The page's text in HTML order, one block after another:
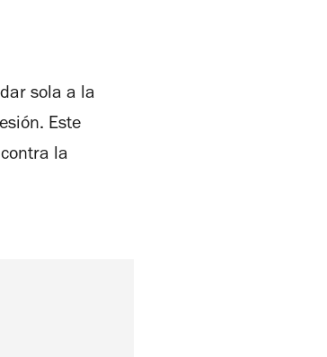
sola a la
Este
la